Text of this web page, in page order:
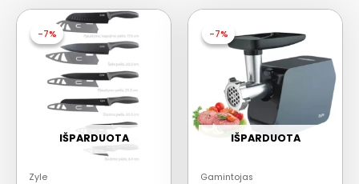
-7%
IŠPARDUOTA
-7%
Zyle
-7%
IŠPARDUOTA
-7%
Gamintojas